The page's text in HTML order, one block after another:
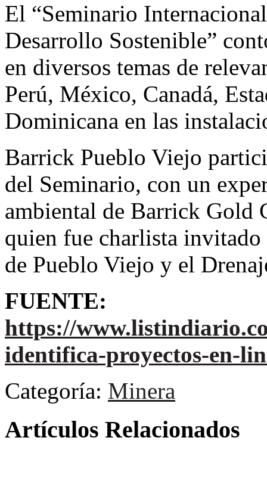
El “Seminario
Desarrollo Sostenible”
en diversos temas de
Perú, México, Canadá,
Dominicana en las
Barrick Pueblo Viejo
del Seminario, con un
ambiental de Barrick Gold
quien fue charlista invitado
de Pueblo Viejo y el
FUENTE:
https://
identifica-proyectos-en-
Categoría: Minera
Artículos Relacionados